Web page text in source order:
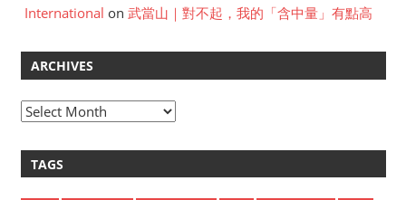
International on 武當山｜對不起，我的「含中量」有點高
ARCHIVES
A
h
TAGS